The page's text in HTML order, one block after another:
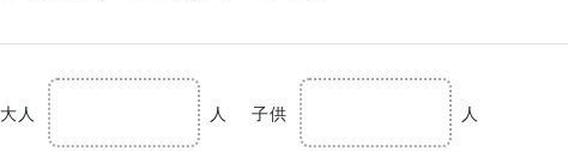
大人 人 子供 人